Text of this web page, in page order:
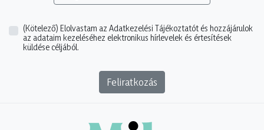
(Kötelező) Elolvastam az Adatkezelési Tájékoztatót és hozzájárulok
az adataim kezeléséhez elektronikus hírlevelek és értesítések
küldése céljából.
Feliratkozás